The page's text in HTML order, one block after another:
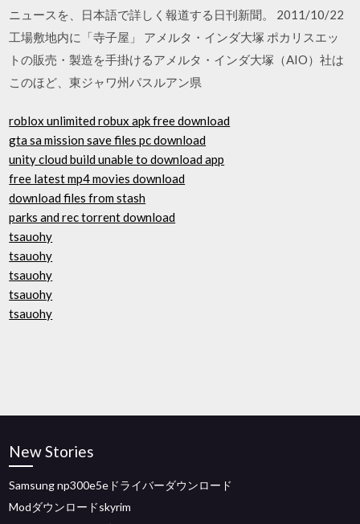
ニュースを、日本語で詳しく報道する日刊新聞。 2011/10/22
工場敷地内に「寺子屋」 アメルタ・インダ大塚 ポカリスエッ
トの販売・製造を手掛けるアメルタ・インダ大塚（AIO）社は
このほど、東ジャワ州パスルアン県
roblox unlimited robux apk free download
gta sa mission save files pc download
unity cloud build unable to download app
free latest mp4 movies download
download files from stash
parks and rec torrent download
tsauohy
tsauohy
tsauohy
tsauohy
tsauohy
New Stories
Samsung np300e5eドライバーダウンロード
Modダウンロードskyrim